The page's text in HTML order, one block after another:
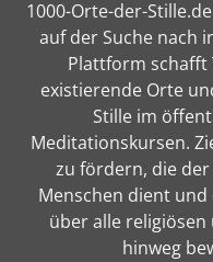
1000-Orte-der-
auf der Suche nach
Plattform schafft
existierende Orte
Stille im
Meditationskursen.
zu fördern, die
Menschen dient
über alle
hinweg